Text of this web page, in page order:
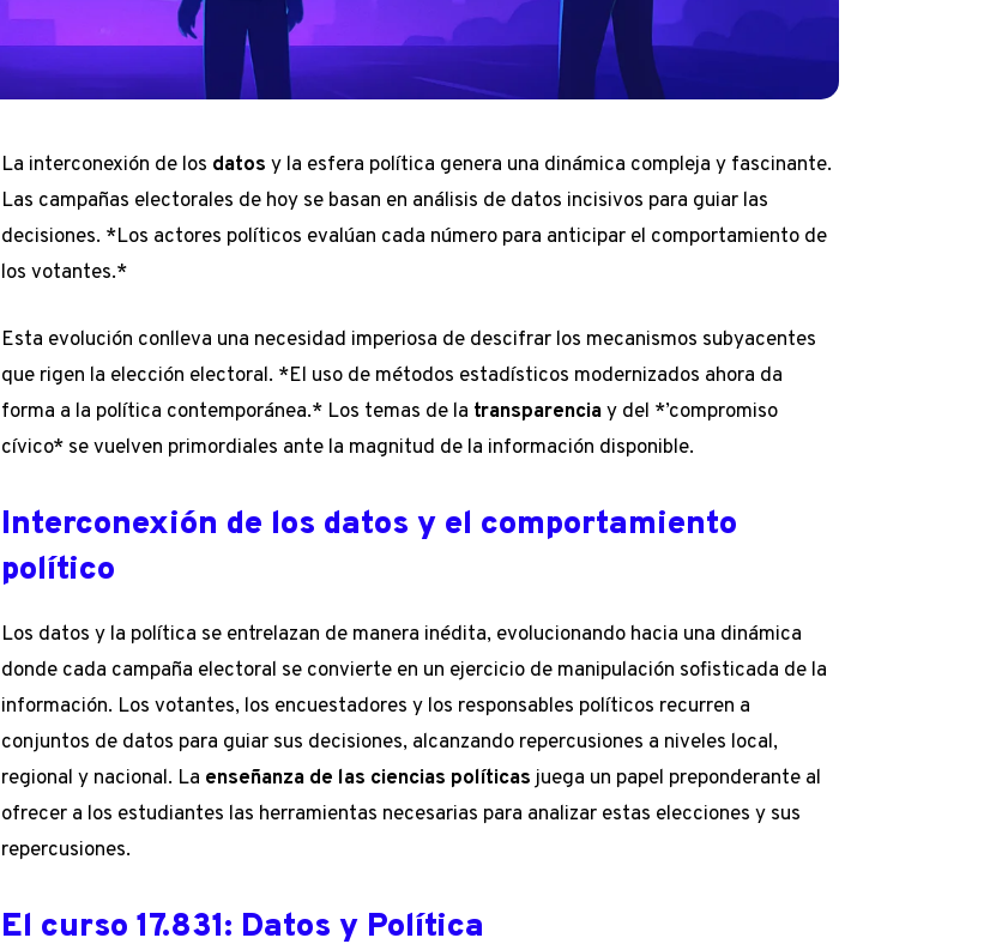
La interconexión de los datos y la esfera política genera una dinámica compleja y fascinante.
Las campañas electorales de hoy se basan en análisis de datos incisivos para guiar las
decisiones. *Los actores políticos evalúan cada número para anticipar el comportamiento de
los votantes.*
Esta evolución conlleva una necesidad imperiosa de descifrar los mecanismos subyacentes
que rigen la elección electoral. *El uso de métodos estadísticos modernizados ahora da
forma a la política contemporánea.* Los temas de la transparenciay del *’compromiso
cívico* se vuelven primordiales ante la magnitud de la información disponible.
Interconexión de los datos y el comportamiento
político
Los datos y la política se entrelazan de manera inédita, evolucionando hacia una dinámica
donde cada campaña electoral se convierte en un ejercicio de manipulación sofisticada de la
información. Los votantes, los encuestadores y los responsables políticos recurren a
conjuntos de datos para guiar sus decisiones, alcanzando repercusiones a niveles local,
regional y nacional. La enseñanza de las ciencias políticas juega un papel preponderante al
ofrecer a los estudiantes las herramientas necesarias para analizar estas elecciones y sus
repercusiones.
El curso 17.831: Datos y Política